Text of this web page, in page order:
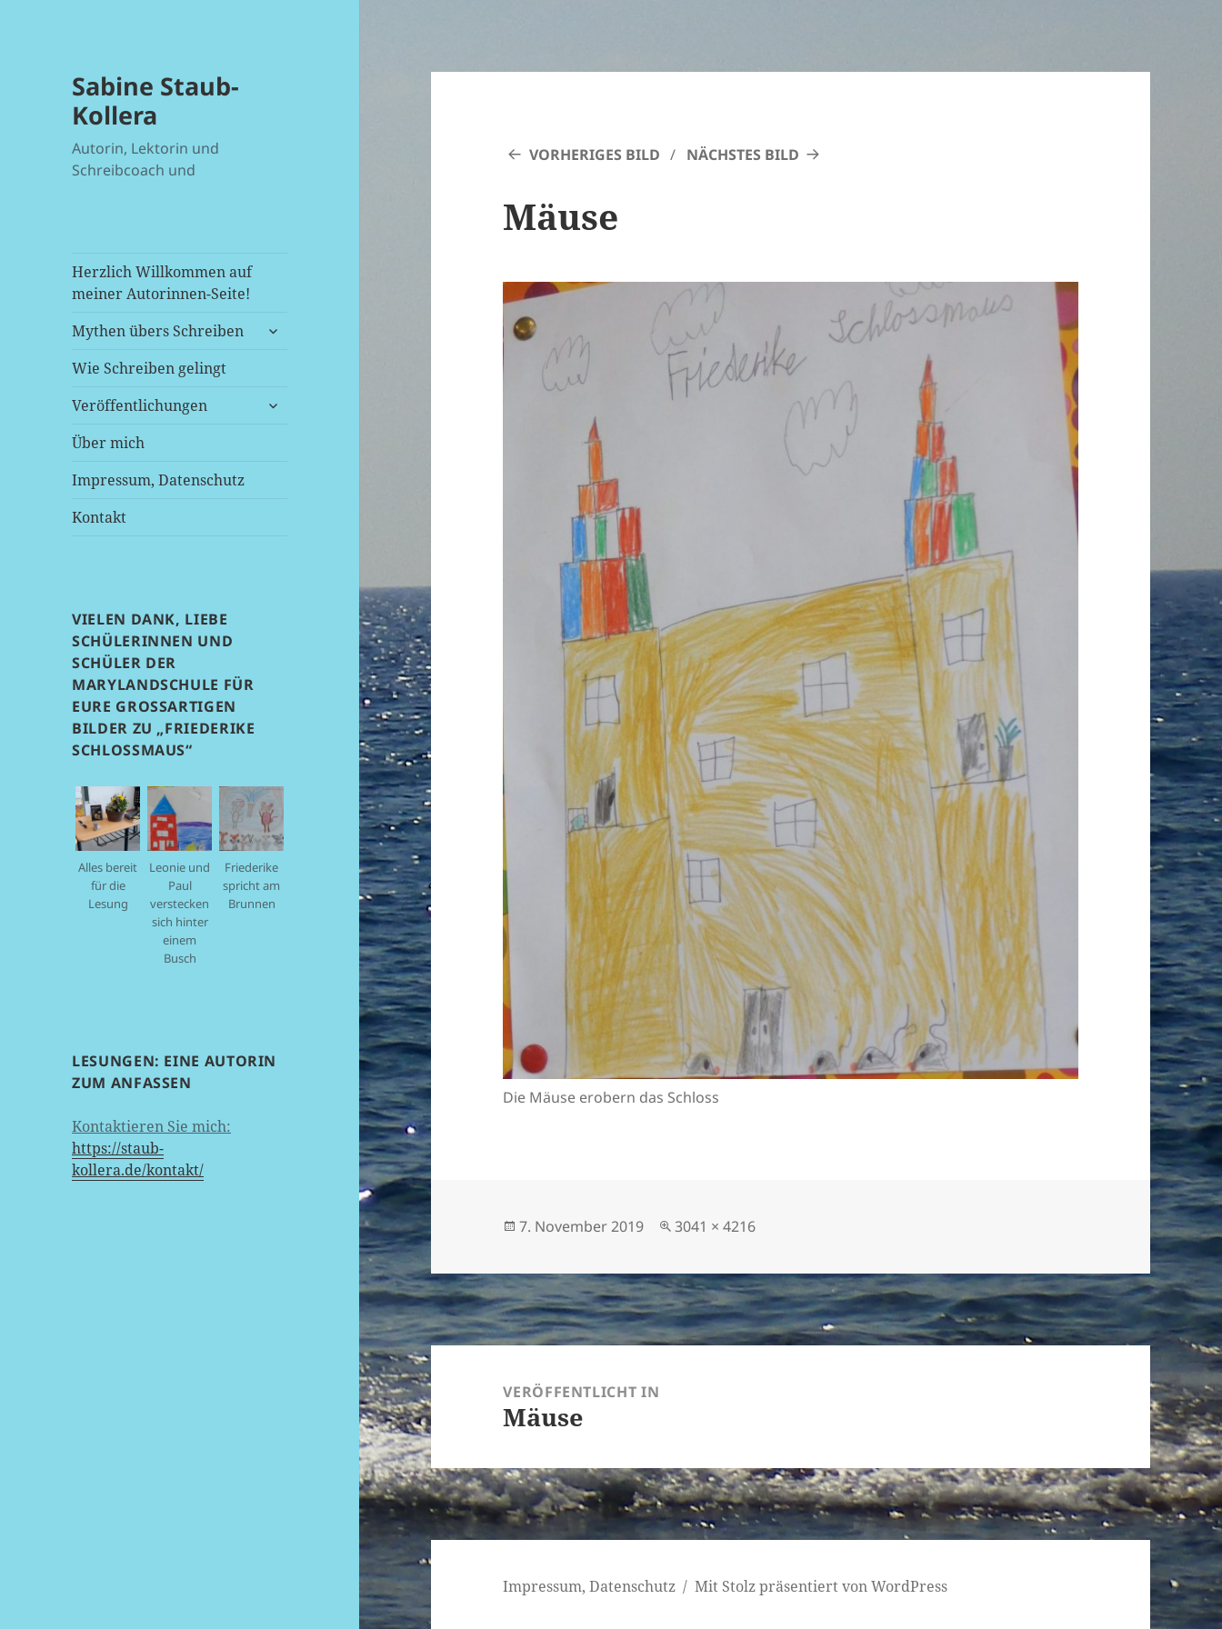
Sabine Staub-
Kollera
Autorin, Lektorin und
Schreibcoach und
Herzlich Willkommen auf
meiner Autorinnen-Seite!
Mythen übers Schreiben
untermenü
Wie Schreiben gelingt
Veröffentlichungen
untermenü
Über mich
Impressum, Datenschutz
Kontakt
VIELEN DANK, LIEBE
SCHÜLERINNEN UND
SCHÜLER DER
MARYLANDSCHULE FÜR
EURE GROSSARTIGEN B
ILDER ZU „FRIEDERIKE S
CHLOSSMAUS“
Alles bereit
für die
Lesung
Leonie und
Paul
verstecken
sich hinter
einem
Busch
Friederike
spricht am
Brunnen
LESUNGEN: EINE AUTORIN
ZUM ANFASSEN
Kontaktieren Sie mich:
https://staub-
kollera.de/kontakt/
VORHERIGES BILD NÄCHSTES BILD
Mäuse
Die Mäuse erobern das Schloss
Veröffentlicht
7. November 2019
Volle
3041 × 4216
Beitragsnavigation
VERÖFFENTLICHT IN
Mäuse
Impressum, Datenschutz Mit Stolz präsentiert von WordPress